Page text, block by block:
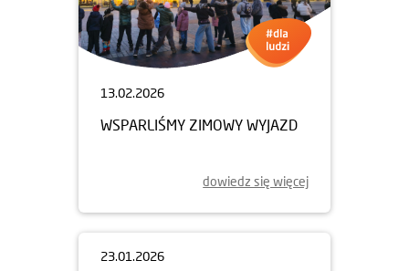
13.02.2026
WSPARLIŚMY ZIMOWY WYJAZD
dowiedz się więcej